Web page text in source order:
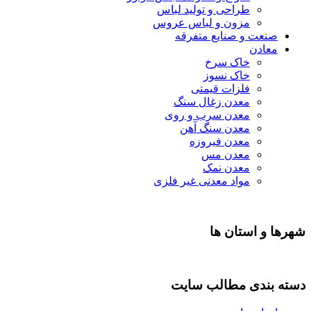
طراحی و تولید لباس
مزون و لباس عروس
صنایع متفرقه
فلزات قیمتی
معدن زغال سنگ
معدن سرب و روی
معدن سنگ آهن
معدن فیروزه
معدن مس
مواد معدنی غیر فلزی
ها
مطالب سایت